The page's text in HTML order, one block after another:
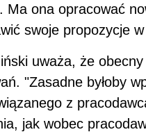
Ma ona opracować
swoje propozycje w
uważa, że obecny
"Zasadne byłoby
z
jak wobec